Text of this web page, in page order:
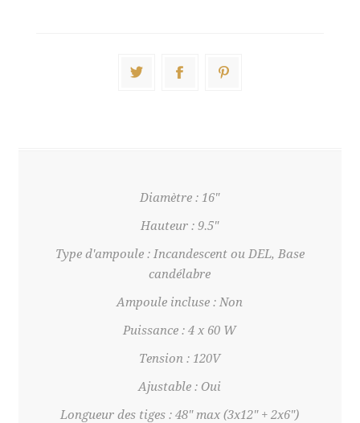
Diamètre : 16"
Hauteur : 9.5"
Type d'ampoule : Incandescent ou DEL, Base
candélabre
Ampoule incluse : Non
Puissance : 4 x 60 W
Tension : 120V
Ajustable : Oui
Longueur des tiges : 48" max (3x12" + 2x6")